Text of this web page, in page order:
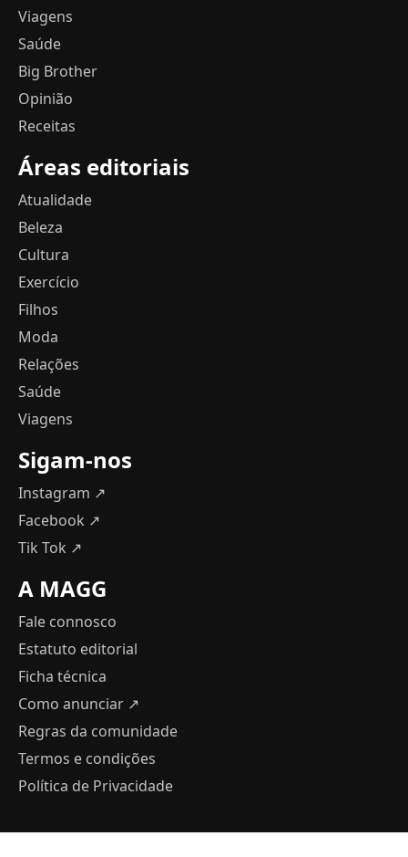
Viagens
Saúde
Big Brother
Opinião
Receitas
Áreas editoriais
Atualidade
Beleza
Cultura
Exercício
Filhos
Moda
Relações
Saúde
Viagens
Sigam-nos
Instagram ↗
Facebook ↗
Tik Tok ↗
A MAGG
Fale connosco
Estatuto editorial
Ficha técnica
Como anunciar ↗
Regras da comunidade
Termos e condições
Política de Privacidade